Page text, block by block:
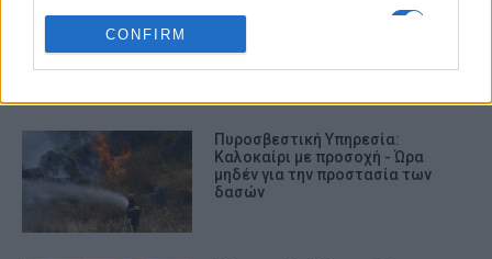
I want to allow Google to enable storage
related to personalization.
authentication functionality and fraud
prevention, and other user protection.
CONFIRM
Υπό μερικό έλεγχο η φωτιά στα
Πυροσβεστική Υπηρεσία:
Καλοκαίρι με προσοχή - Ώρα
μηδέν για την προστασία των
δασών